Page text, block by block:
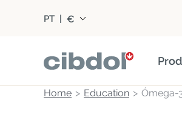
PT | €
Home Education Ómega-